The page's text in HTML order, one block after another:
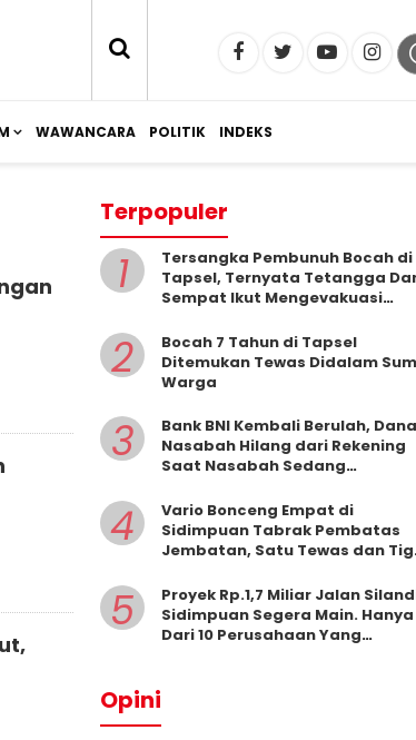
WAWANCARA POLITIK INDEKS
Terpopuler
1
Tersangka Pembunuh Bocah di
Tapsel, Ternyata Tetangga
Sempat Ikut Mengevakuasi
2
Bocah 7 Tahun di Tapsel
Ditemukan Tewas Didalam
Warga
3
Bank BNI Kembali Berulah, Dana
Nasabah Hilang dari Rekening
Saat Nasabah Sedang
4
Vario Bonceng Empat di
Sidimpuan Tabrak Pembatas
Jembatan, Satu Tewas dan
5
Proyek Rp.1,7 Miliar Jalan
Sidimpuan Segera Main. Hanya
Dari 10 Perusahaan Yang
Opini